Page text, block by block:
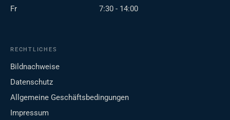
Fr
7:30 - 14:00
RECHTLICHES
Bildnachweise
Datenschutz
Allgemeine Geschäftsbedingungen
Impressum